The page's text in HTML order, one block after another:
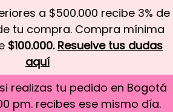
a $500.000 recibe 3% de
tu compra. Compra mínima
$100.000. Resuelve tus dudas
aquí
realizas tu pedido en Bogotá
pm. recibes ese mismo día.